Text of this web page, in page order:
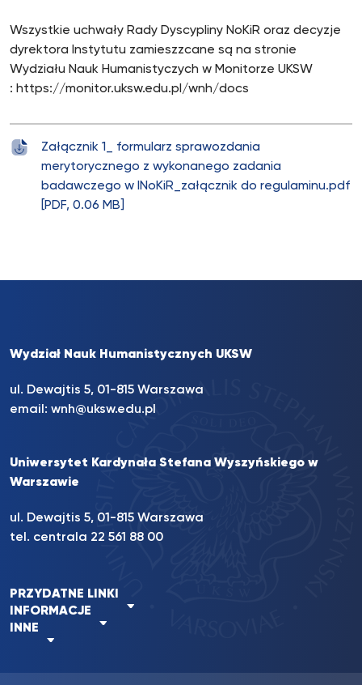
Wszystkie uchwały Rady Dyscypliny NoKiR oraz decyzje
dyrektora Instytutu zamieszzcane są na stronie
Wydziału Nauk Humanistyczych w Monitorze UKSW
: https://monitor.uksw.edu.pl/wnh/docs
Załącznik 1_ formularz sprawozdania
merytorycznego z wykonanego zadania
badawczego w INoKiR_załącznik do regulaminu.pdf
[PDF, 0.06 MB]
Wydział Nauk Humanistycznych UKSW
ul. Dewajtis 5, 01-815 Warszawa
email: wnh@uksw.edu.pl
Uniwersytet Kardynała Stefana Wyszyńskiego w
Warszawie
ul. Dewajtis 5, 01-815 Warszawa
tel. centrala 22 561 88 00
PRZYDATNE LINKI
INFORMACJE
INNE